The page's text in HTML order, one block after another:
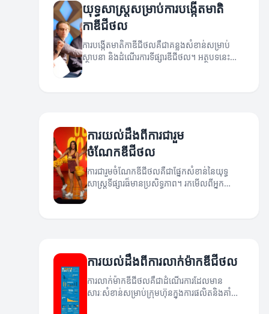
យុទ្ធសាស្ត្រសម្រាប់ការបង្កើតមាតិ
កាឌីជីថល
ការបង្កើតមាតិកាឌីជីថលគឺជាគន្លងសំខាន់សម្រាប់
ស្ថាបនា និងដំណើរការទីផ្សារឌីជីថល។ អត្ថបទនេះ
នឹងហៅឱ្យអ្នកកាន់តែយល់ដឹងអំពីយុទ្ធសាស្ត្រ។
ការយល់ដឹងពីការជារួម
ចំណែកឌីជីថល
ការជារួមចំណែកឌីជីថលគឺជាផ្នែកសំខាន់នៃយុទ្ធ
សាស្ត្រទីផ្សារធ៏មានប្រសិទ្ធភាព។ រកមើលពីអ្នក
ការយល់ដឹងពីការលាក់ម៉ាកឌីជីថល
ការលាក់ម៉ាកឌីជីថលគឺជាដំណើរការដែលមាន
សារៈសំខាន់សម្រាប់ក្រុមហ៊ុនក្នុងការផលិតនិងគាំទ្រ